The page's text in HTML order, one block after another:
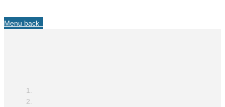
Menu back